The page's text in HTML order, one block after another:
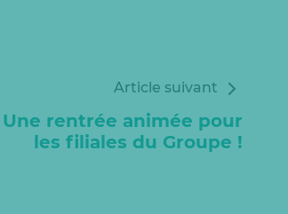
Article suivant
Une rentrée animée pour
les filiales du Groupe !